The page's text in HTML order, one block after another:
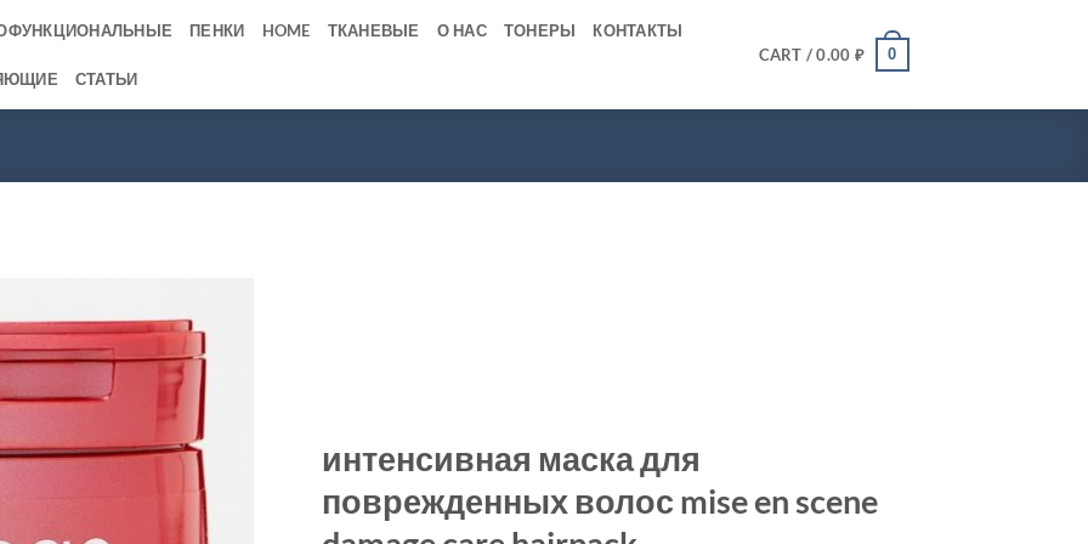
ПЕНКИ HOME ТКАНЕВЫЕ О НАС ТОНЕРЫ КОНТАКТЫ
СТАТЬИ
CART /0.00 ₽ 0
интенсивная маска для
поврежденных волос mise en scene